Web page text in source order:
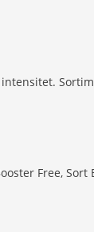
Free,